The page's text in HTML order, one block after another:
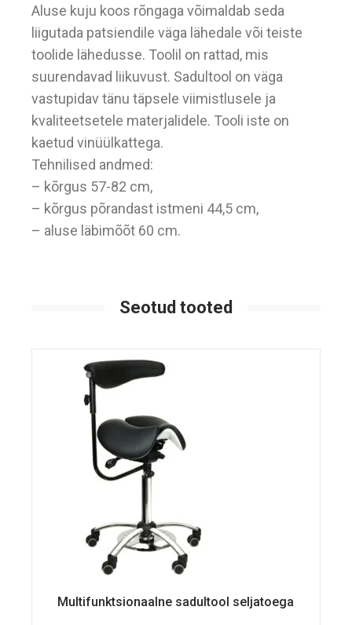
Aluse kuju koos rõngaga võimaldab seda
liigutada patsiendile väga lähedale või teiste
toolide lähedusse. Toolil on rattad, mis
suurendavad liikuvust. Sadultool on väga
vastupidav tänu täpsele viimistlusele ja
kvaliteetsetele materjalidele. Tooli iste on
kaetud vinüülkattega.
Tehnilised andmed:
– kõrgus 57-82 cm,
– kõrgus põrandast istmeni 44,5 cm,
– aluse läbimõõt 60 cm.
Seotud tooted
Multifunktsionaalne sadultool seljatoega